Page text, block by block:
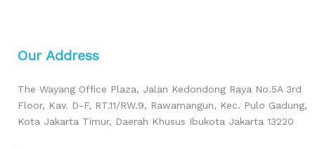
Our Address
The Wayang Office Plaza, Jalan Kedondong Raya No.5A 3rd
Floor, Kav. D-F, RT.11/RW.9, Rawamangun, Kec. Pulo Gadung,
Kota Jakarta Timur, Daerah Khusus Ibukota Jakarta 13220